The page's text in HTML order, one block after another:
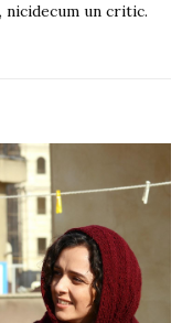
un critic.